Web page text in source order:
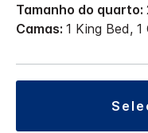
Tamanho do quarto:
Camas: 1 King Bed, 1